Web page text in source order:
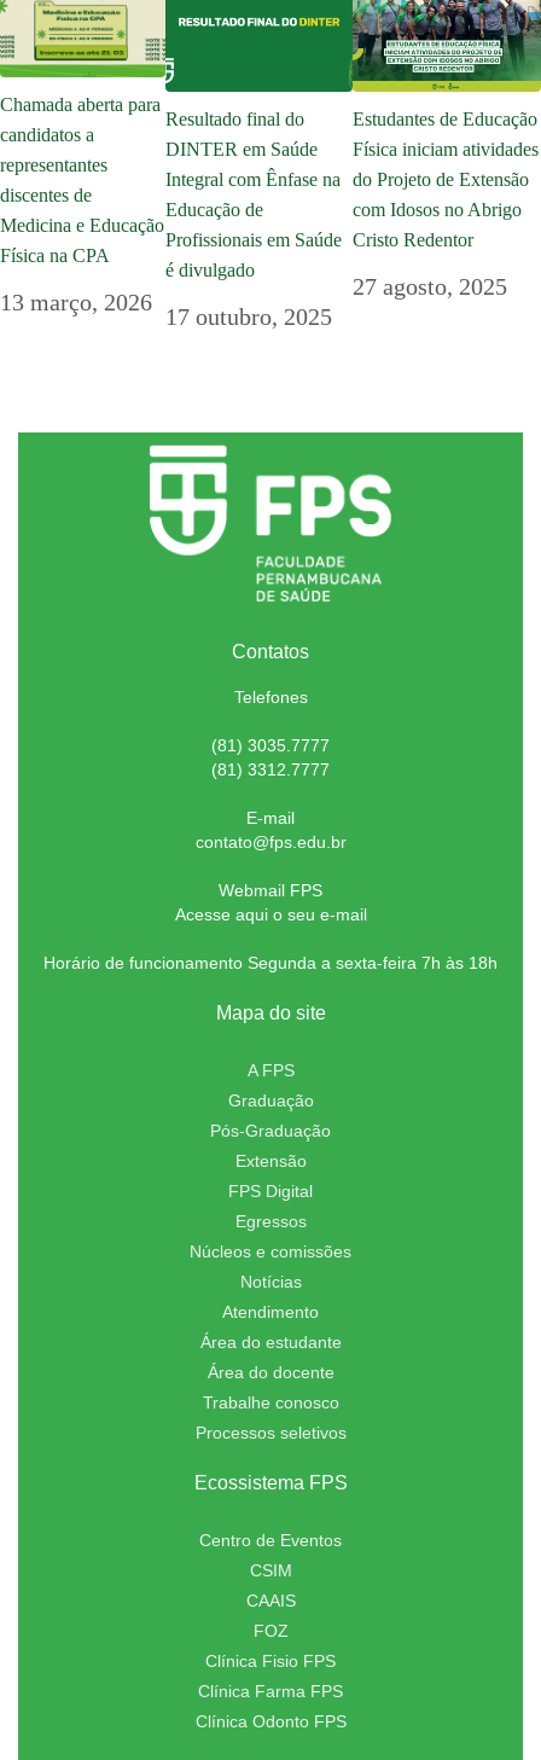
Chamada aberta para
candidatos a
representantes
discentes de
Medicina e Educação
Física na CPA
13 março, 2026
Resultado final do
DINTER em Saúde
Integral com Ênfase na
Educação de
Profissionais em Saúde
é divulgado
17 outubro, 2025
Estudantes de Educação
Física iniciam atividades
do Projeto de Extensão
com Idosos no Abrigo
Cristo Redentor
27 agosto, 2025
Contatos
Telefones
(81) 3035.7777
(81) 3312.7777
E-mail
contato@fps.edu.br
Webmail FPS
Acesse aqui o seu e-mail
Horário de funcionamento Segunda a sexta-feira 7h às 18h
Mapa do site
A FPS
Graduação
Pós-Graduação
Extensão
FPS Digital
Egressos
Núcleos e comissões
Notícias
Atendimento
Área do estudante
Área do docente
Trabalhe conosco
Processos seletivos
Ecossistema FPS
Centro de Eventos
CSIM
CAAIS
FOZ
Clínica Fisio FPS
Clínica Farma FPS
Clínica Odonto FPS